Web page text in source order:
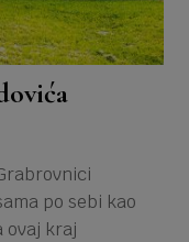
po sebi kao
ovaj kraj